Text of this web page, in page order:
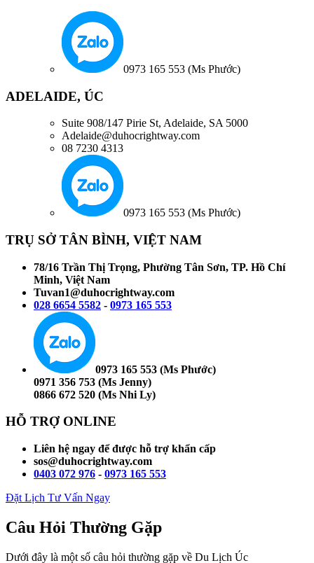
0973 165 553 (Ms Phước)
ADELAIDE, ÚC
Suite 908/147 Pirie St, Adelaide, SA 5000
Adelaide@duhocrightway.com
08 7230 4313
0973 165 553 (Ms Phước)
TRỤ SỞ TÂN BÌNH, VIỆT NAM
78/16 Trần Thị Trọng, Phường Tân Sơn, TP. Hồ Chí
Minh, Việt Nam
Tuvan1@duhocrightway.com
028 6654 5582 - 0973 165 553
0973 165 553 (Ms Phước)
0971 356 753 (Ms Jenny)
0866 672 520 (Ms Nhi Ly)
HỖ TRỢ ONLINE
Liên hệ ngay để được hỗ trợ khẩn cấp
sos@duhocrightway.com
0403 072 976 - 0973 165 553
Đặt Lịch Tư Vấn Ngay
Câu Hỏi Thường Gặp
Dưới đây là một số câu hỏi thường gặp về Du Lịch Úc